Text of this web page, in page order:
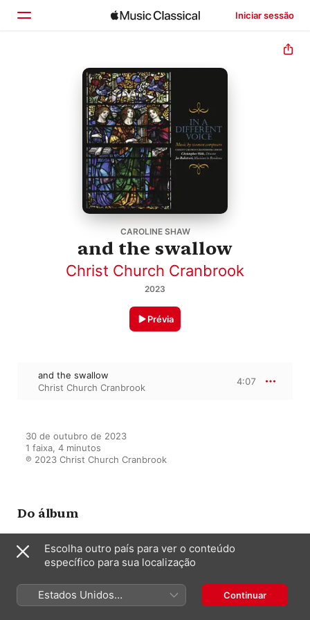
Iniciar sessão
Explorar
CAROLINE SHAW
and the swallow
Christ Church Cranbrook
2023
Prévia
and the swallow
Christ Church Cranbrook
4:07
30 de outubro de 2023
1 faixa, 4 minutos
℗ 2023 Christ Church Cranbrook
Do álbum
In a Different Voice
Christ Church Cranbrook
Escolha outro país para ver o conteúdo
específico para sua localização
Estados Unidos
(Português Brasil)
Continuar